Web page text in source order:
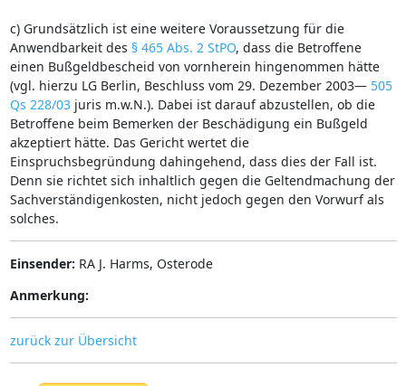
c) Grundsätzlich ist eine weitere Voraussetzung für die
Anwendbarkeit des § 465 Abs. 2 StPO, dass die Betroffene
einen Bußgeldbescheid von vornherein hingenommen hätte
(vgl. hierzu LG Berlin, Beschluss vom 29. Dezember 2003— 505
Qs 228/03juris m.w.N.). Dabei ist darauf abzustellen, ob die
Betroffene beim Bemerken der Beschädigung ein Bußgeld
akzeptiert hätte. Das Gericht wertet die
Einspruchsbegründung dahingehend, dass dies der Fall ist.
Denn sie richtet sich inhaltlich gegen die Geltendmachung der
Sachverständigenkosten, nicht jedoch gegen den Vorwurf als
solches.
Einsender: RA J. Harms, Osterode
Anmerkung:
zurück zur Übersicht